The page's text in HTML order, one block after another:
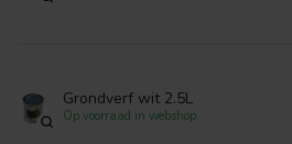
Grondverf wit 2.5L
Op voorraad in webshop